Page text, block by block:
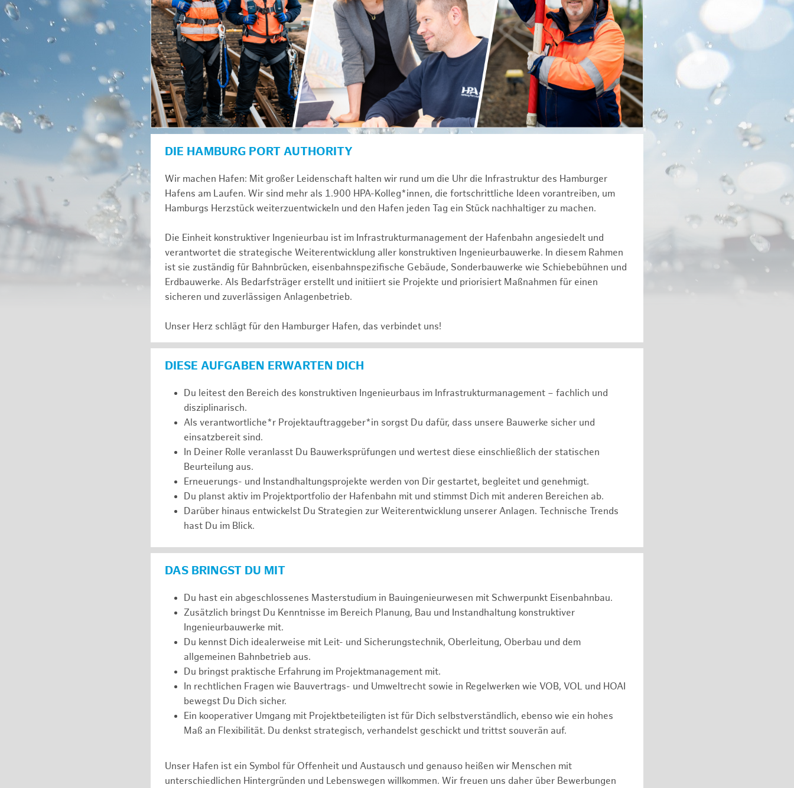
DIE HAMBURG PORT AUTHORITY
Wir machen Hafen: Mit großer Leidenschaft halten wir rund um die Uhr die Infrastruktur des Hamburger
Hafens am Laufen. Wir sind mehr als 1.900 HPA-Kolleg*innen, die fortschrittliche Ideen vorantreiben, um
Hamburgs Herzstück weiterzuentwickeln und den Hafen jeden Tag ein Stück nachhaltiger zu machen.
Die Einheit konstruktiver Ingenieurbau ist im Infrastrukturmanagement der Hafenbahn angesiedelt und
verantwortet die strategische Weiterentwicklung aller konstruktiven Ingenieurbauwerke. In diesem Rahmen
ist sie zuständig für Bahnbrücken, eisenbahnspezifische Gebäude, Sonderbauwerke wie Schiebebühnen und
Erdbauwerke. Als Bedarfsträger erstellt und initiiert sie Projekte und priorisiert Maßnahmen für einen
sicheren und zuverlässigen Anlagenbetrieb.
Unser Herz schlägt für den Hamburger Hafen, das verbindet uns!
DIESE AUFGABEN ERWARTEN DICH
Du leitest den Bereich des konstruktiven Ingenieurbaus im Infrastrukturmanagement – fachlich und
disziplinarisch.
Als verantwortliche*r Projektauftraggeber*in sorgst Du dafür, dass unsere Bauwerke sicher und
einsatzbereit sind.
In Deiner Rolle veranlasst Du Bauwerksprüfungen und wertest diese einschließlich der statischen
Beurteilung aus.
Erneuerungs- und Instandhaltungsprojekte werden von Dir gestartet, begleitet und genehmigt.
Du planst aktiv im Projektportfolio der Hafenbahn mit und stimmst Dich mit anderen Bereichen ab.
Darüber hinaus entwickelst Du Strategien zur Weiterentwicklung unserer Anlagen. Technische Trends
hast Du im Blick.
DAS BRINGST DU MIT
Du hast ein abgeschlossenes Masterstudium in Bauingenieurwesen mit Schwerpunkt Eisenbahnbau.
Zusätzlich bringst Du Kenntnisse im Bereich Planung, Bau und Instandhaltung konstruktiver
Ingenieurbauwerke mit.
Du kennst Dich idealerweise mit Leit- und Sicherungstechnik, Oberleitung, Oberbau und dem
allgemeinen Bahnbetrieb aus.
Du bringst praktische Erfahrung im Projektmanagement mit.
In rechtlichen Fragen wie Bauvertrags- und Umweltrecht sowie in Regelwerken wie VOB, VOL und HOAI
bewegst Du Dich sicher.
Ein kooperativer Umgang mit Projektbeteiligten ist für Dich selbstverständlich, ebenso wie ein hohes
Maß an Flexibilität. Du denkst strategisch, verhandelst geschickt und trittst souverän auf.
Unser Hafen ist ein Symbol für Offenheit und Austausch und genauso heißen wir Menschen mit
unterschiedlichen Hintergründen und Lebenswegen willkommen. Wir freuen uns daher über Bewerbungen